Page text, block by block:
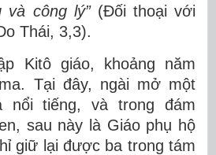
và công lý”(Đối thoại với
Thái, 3,3).
Kitô giáo, khoảng năm
Tại đây, ngài mở một
nổi tiếng, và trong đám
sau này là Giáo phụ hộ
giữ lại được ba trong tám